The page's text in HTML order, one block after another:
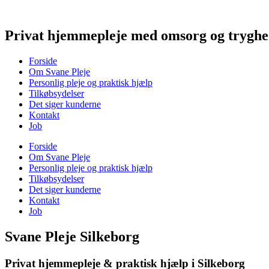
indhold
Privat hjemmepleje med omsorg og
Forside
Om Svane Pleje
Personlig pleje og praktisk hjælp
Tilkøbsydelser
Det siger kunderne
Kontakt
Job
Forside
Om Svane Pleje
Personlig pleje og praktisk hjælp
Tilkøbsydelser
Det siger kunderne
Kontakt
Job
Svane Pleje Silkeborg
Privat hjemmepleje & praktisk hjælp i Silkeborg